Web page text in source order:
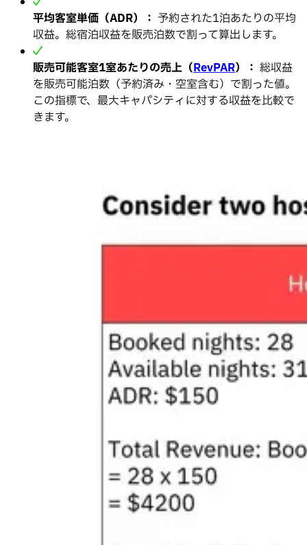
平均客室単価（ADR）： 予約された1泊あたりの平均
収益。総宿泊収益を販売泊数で割って算出します。
販売可能客室1室あたりの売上（RevPAR）： 総収益
を販売可能泊数（予約済み・空室含む）で割った値。
この指標で、最大キャパシティに対する収益を比較で
きます。